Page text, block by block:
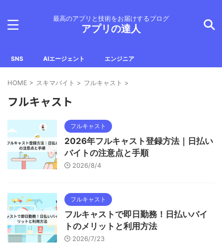
最高のアプリと技術をお届けするブログ
アプリの達人
SNS AIエージェント エンジニア
HOME > スキマバイト > フルキャスト >
フルキャスト
フルキャスト
2026年フルキャスト登録方法｜日払い
バイトの注意点と手順
2026/8/4
フルキャスト
フルキャストで即日勤務！日払いバイ
トのメリットと利用方法
2026/7/23